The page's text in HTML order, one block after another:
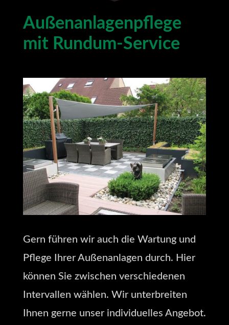
Außenanlagenpflege
mit Rundum-Service
Gern führen wir auch die Wartung und
Pflege Ihrer Außenanlagen durch. Hier
können Sie zwischen verschiedenen
Intervallen wählen. Wir unterbreiten
Ihnen gerne unser individuelles Angebot.